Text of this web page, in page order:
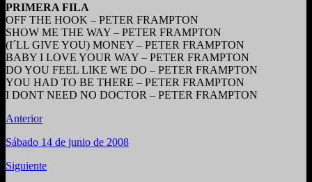
PRIMERA FILA
OFF THE HOOK – PETER FRAMPTON
SHOW ME THE WAY – PETER FRAMPTON
(I´LL GIVE YOU) MONEY – PETER FRAMPTON
BABY I LOVE YOUR WAY – PETER FRAMPTON
DO YOU FEEL LIKE WE DO – PETER FRAMPTON
YOU HAD TO BE THERE – PETER FRAMPTON
I DONT NEED NO DOCTOR – PETER FRAMPTON
Anterior
Sábado 14 de junio de 2008
Siguiente